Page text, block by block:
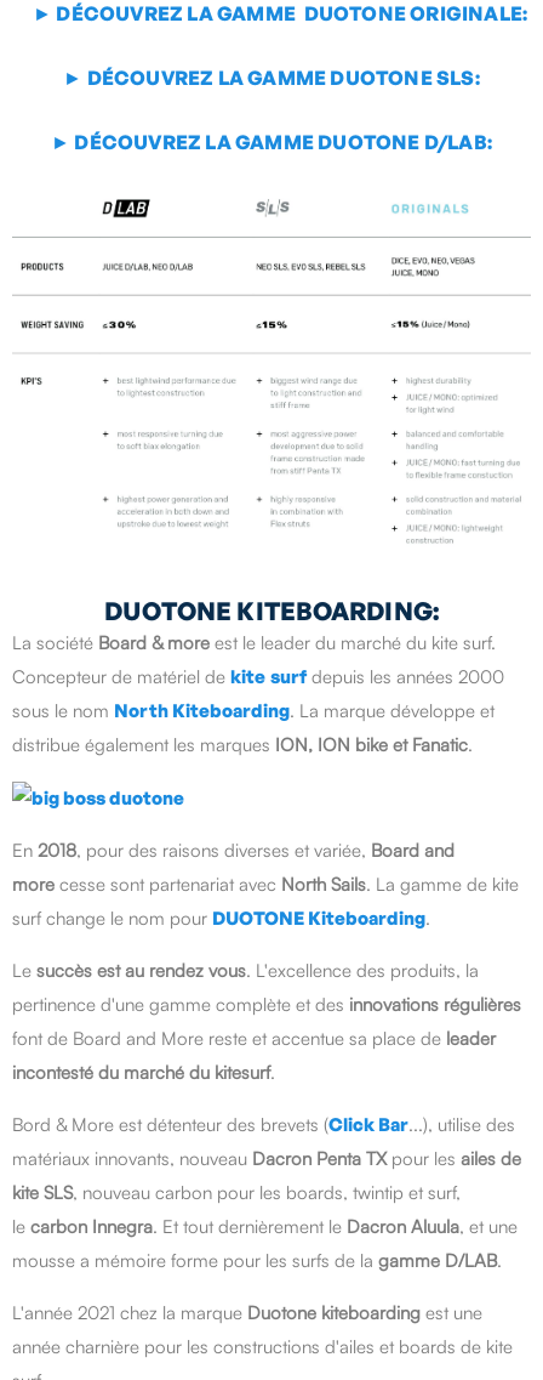
► DÉCOUVREZ LA GAMME DUOTONE ORIGINALE:
► DÉCOUVREZ LA GAMME DUOTONE SLS:
► DÉCOUVREZ LA GAMME DUOTONE D/LAB:
DUOTONE KITEBOARDING:
La société Board & more est le leader du marché du kite surf.
Concepteur de matériel de kite surfdepuis les années 2000
sous le nom North Kiteboarding. La marque développe et
distribue également les marques ION, ION bike et Fanatic.
En 2018, pour des raisons diverses et variée, Board and
more cesse sont partenariat avec North Sails. La gamme de kite
surf change le nom pour DUOTONE Kiteboarding.
Le succès est au rendez vous. L'excellence des produits, la
pertinence d'une gamme complète et des innovations régulières
font de Board and More reste et accentue sa place de leader
incontesté du marché du kitesurf.
Bord & More est détenteur des brevets (Click Bar...), utilise des
matériaux innovants, nouveau Dacron Penta TXpour les ailes de
kite SLS, nouveau carbon pour les boards, twintip et surf,
le carbon Innegra. Et tout dernièrement le Dacron Aluula, et une
mousse a mémoire forme pour les surfs de la gamme D/LAB.
L'année 2021 chez la marque Duotone kiteboarding est une
année charnière pour les constructions d'ailes et boards de kite